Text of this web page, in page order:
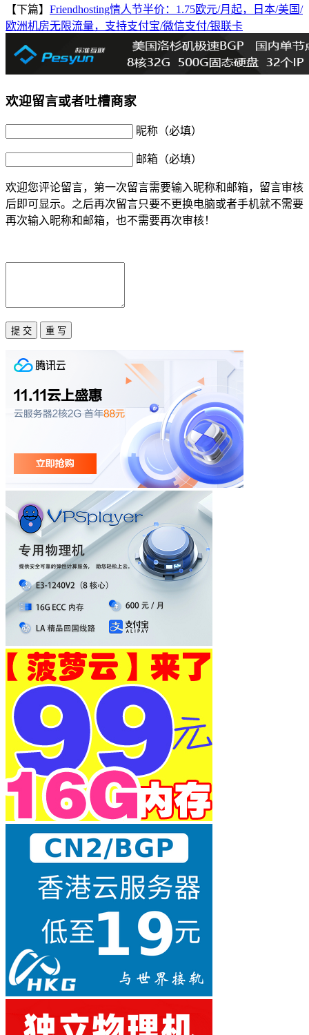
【下篇】 Friendhosting情人节半价：1.75欧元/月起，日本/美国/
欧洲机房无限流量，支持支付宝/微信支付/银联卡
欢迎留言或者吐槽商家
昵称（必填）
邮箱（必填）
欢迎您评论留言，第一次留言需要输入昵称和邮箱，留言审核
后即可显示。之后再次留言只要不更换电脑或者手机就不需要
再次输入昵称和邮箱，也不需要再次审核！